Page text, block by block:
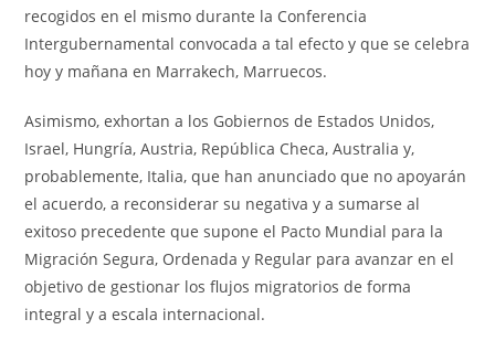
recogidos en el mismo durante la Conferencia
Intergubernamental convocada a tal efecto y que se celebra
hoy y mañana en Marrakech, Marruecos.
Asimismo, exhortan a los Gobiernos de Estados Unidos,
Israel, Hungría, Austria, República Checa, Australia y,
probablemente, Italia, que han anunciado que no apoyarán
el acuerdo, a reconsiderar su negativa y a sumarse al
exitoso precedente que supone el Pacto Mundial para la
Migración Segura, Ordenada y Regular para avanzar en el
objetivo de gestionar los flujos migratorios de forma
integral y a escala internacional.